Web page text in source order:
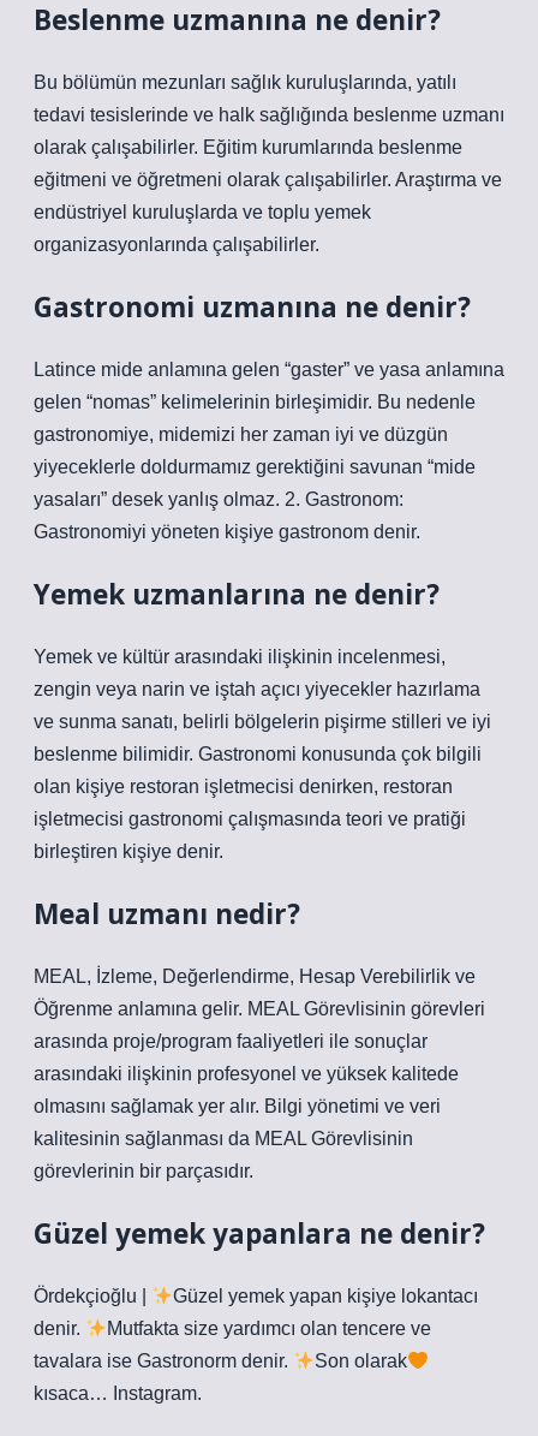
Beslenme uzmanına ne denir?
Bu bölümün mezunları sağlık kuruluşlarında, yatılı
tedavi tesislerinde ve halk sağlığında beslenme uzmanı
olarak çalışabilirler. Eğitim kurumlarında beslenme
eğitmeni ve öğretmeni olarak çalışabilirler. Araştırma ve
endüstriyel kuruluşlarda ve toplu yemek
organizasyonlarında çalışabilirler.
Gastronomi uzmanına ne denir?
Latince mide anlamına gelen “gaster” ve yasa anlamına
gelen “nomas” kelimelerinin birleşimidir. Bu nedenle
gastronomiye, midemizi her zaman iyi ve düzgün
yiyeceklerle doldurmamız gerektiğini savunan “mide
yasaları” desek yanlış olmaz. 2. Gastronom:
Gastronomiyi yöneten kişiye gastronom denir.
Yemek uzmanlarına ne denir?
Yemek ve kültür arasındaki ilişkinin incelenmesi,
zengin veya narin ve iştah açıcı yiyecekler hazırlama
ve sunma sanatı, belirli bölgelerin pişirme stilleri ve iyi
beslenme bilimidir. Gastronomi konusunda çok bilgili
olan kişiye restoran işletmecisi denirken, restoran
işletmecisi gastronomi çalışmasında teori ve pratiği
birleştiren kişiye denir.
Meal uzmanı nedir?
MEAL, İzleme, Değerlendirme, Hesap Verebilirlik ve
Öğrenme anlamına gelir. MEAL Görevlisinin görevleri
arasında proje/program faaliyetleri ile sonuçlar
arasındaki ilişkinin profesyonel ve yüksek kalitede
olmasını sağlamak yer alır. Bilgi yönetimi ve veri
kalitesinin sağlanması da MEAL Görevlisinin
görevlerinin bir parçasıdır.
Güzel yemek yapanlara ne denir?
Ördekçioğlu |
Güzel yemek yapan kişiye lokantacı
denir.
Mutfakta size yardımcı olan tencere ve
tavalara ise Gastronorm denir.
Son olarak
kısaca… Instagram.